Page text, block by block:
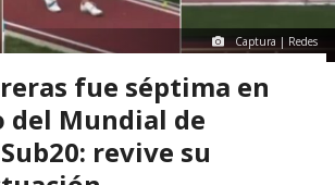
Captura | Redes
fue séptima en
del Mundial de
revive su